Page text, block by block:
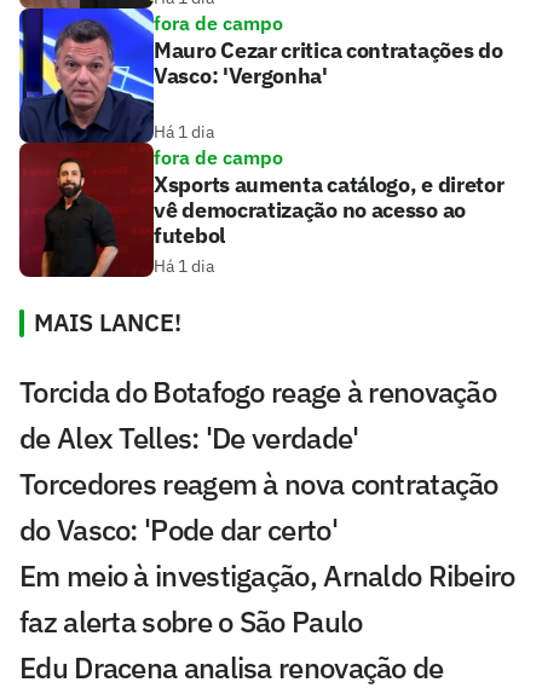
fora de campo
Mauro Cezar critica contratações do
Vasco: 'Vergonha'
Há 1 dia
fora de campo
Xsports aumenta catálogo, e diretor
vê democratização no acesso ao
futebol
Há 1 dia
MAIS LANCE!
Torcida do Botafogo reage à renovação
de Alex Telles: 'De verdade'
Torcedores reagem à nova contratação
do Vasco: 'Pode dar certo'
Em meio à investigação, Arnaldo Ribeiro
faz alerta sobre o São Paulo
Edu Dracena analisa renovação de